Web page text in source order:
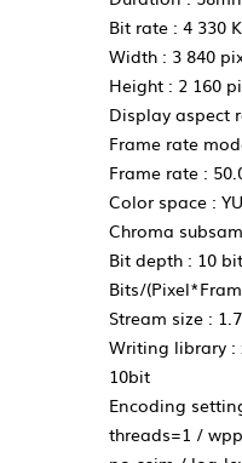
Bit rate : 4 330
Width : 3 840
Height : 2 160
Display aspect
Frame rate
Frame rate :
Color space :
Chroma
Bit depth : 10
Bits/
Stream size :
Writing library :
10bit
Encoding
threads=1 /